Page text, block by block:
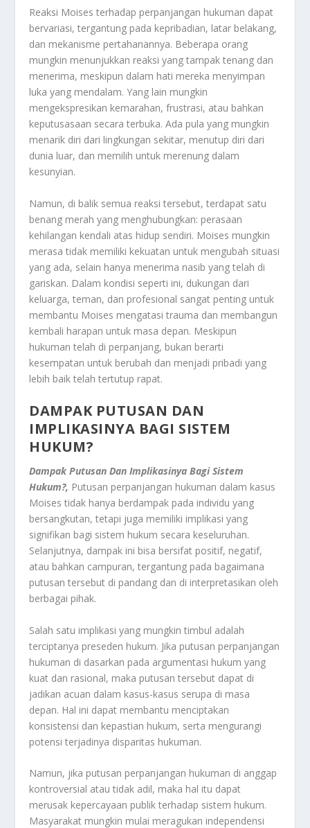
Reaksi Moises terhadap perpanjangan hukuman dapat
bervariasi, tergantung pada kepribadian, latar belakang,
dan mekanisme pertahanannya. Beberapa orang
mungkin menunjukkan reaksi yang tampak tenang dan
menerima, meskipun dalam hati mereka menyimpan
luka yang mendalam. Yang lain mungkin
mengekspresikan kemarahan, frustrasi, atau bahkan
keputusasaan secara terbuka. Ada pula yang mungkin
menarik diri dari lingkungan sekitar, menutup diri dari
dunia luar, dan memilih untuk merenung dalam
kesunyian.
Namun, di balik semua reaksi tersebut, terdapat satu
benang merah yang menghubungkan: perasaan
kehilangan kendali atas hidup sendiri. Moises mungkin
merasa tidak memiliki kekuatan untuk mengubah situasi
yang ada, selain hanya menerima nasib yang telah di
gariskan. Dalam kondisi seperti ini, dukungan dari
keluarga, teman, dan profesional sangat penting untuk
membantu Moises mengatasi trauma dan membangun
kembali harapan untuk masa depan. Meskipun
hukuman telah di perpanjang, bukan berarti
kesempatan untuk berubah dan menjadi pribadi yang
lebih baik telah tertutup rapat.
DAMPAK PUTUSAN DAN
IMPLIKASINYA BAGI SISTEM
HUKUM?
Dampak Putusan Dan Implikasinya Bagi Sistem
Hukum?, Putusan perpanjangan hukuman dalam kasus
Moises tidak hanya berdampak pada individu yang
bersangkutan, tetapi juga memiliki implikasi yang
signifikan bagi sistem hukum secara keseluruhan.
Selanjutnya, dampak ini bisa bersifat positif, negatif,
atau bahkan campuran, tergantung pada bagaimana
putusan tersebut di pandang dan di interpretasikan oleh
berbagai pihak.
Salah satu implikasi yang mungkin timbul adalah
terciptanya preseden hukum. Jika putusan perpanjangan
hukuman di dasarkan pada argumentasi hukum yang
kuat dan rasional, maka putusan tersebut dapat di
jadikan acuan dalam kasus-kasus serupa di masa
depan. Hal ini dapat membantu menciptakan
konsistensi dan kepastian hukum, serta mengurangi
potensi terjadinya disparitas hukuman.
Namun, jika putusan perpanjangan hukuman di anggap
kontroversial atau tidak adil, maka hal itu dapat
merusak kepercayaan publik terhadap sistem hukum.
Masyarakat mungkin mulai meragukan independensi